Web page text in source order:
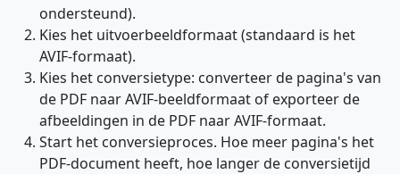
ondersteund).
Kies het uitvoerbeeldformaat (standaard is het
AVIF-formaat).
Kies het conversietype: converteer de pagina's van
de PDF naar AVIF-beeldformaat of exporteer de
afbeeldingen in de PDF naar AVIF-formaat.
Start het conversieproces. Hoe meer pagina's het
PDF-document heeft, hoe langer de conversietijd